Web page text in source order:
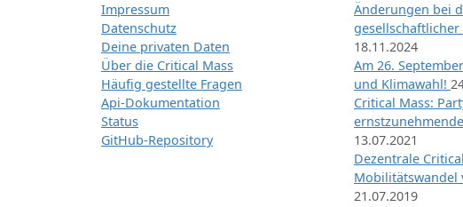
Impressum
Datenschutz
Deine privaten Daten
Über die Critical Mass
Häufig gestellte Fragen
Api-Dokumentation
Status
GitHub-Repository
Änderungen bei
gesellschaftlicher
18.11.2024
Am 26.
und Klimawahl!
Critical Mass:
13.07.2021
Dezentrale
Mobilitätswandel
21.07.2019